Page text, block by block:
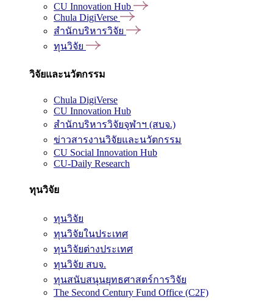
CU Innovation Hub
Chula DigiVerse
สำนักบริหารวิจัย
ทุนวิจัย
วิจัยและนวัตกรรม
Chula DigiVerse
CU Innovation Hub
สำนักบริหารวิจัยจุฬาฯ (สบจ.)
ข่าวสารงานวิจัยและนวัตกรรม
CU Social Innovation Hub
CU-Daily Research
ทุนวิจัย
ทุนวิจัย
ทุนวิจัยในประเทศ
ทุนวิจัยต่างประเทศ
ทุนวิจัย สบจ.
ทุนสนับสนุนยุทธศาสตร์การวิจัย
The Second Century Fund Office (C2F)